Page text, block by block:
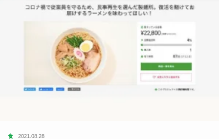
食 2021.08.28